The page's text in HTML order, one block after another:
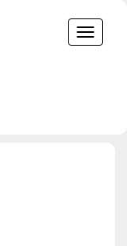
Toggle